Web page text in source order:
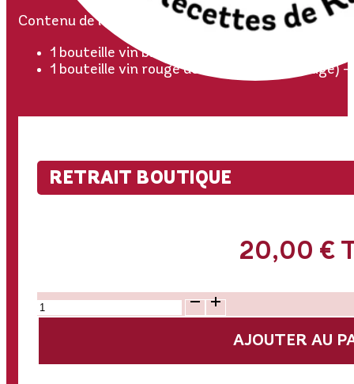
Contenu de l’Altitude Box :
1 bouteille vin blanc de Savoie (Roussette
1 bouteille vin rouge de Savoie (Pinot Rouge)
RETRAIT BOUTIQUE
20,00 €
quantité
de
AJOUTER AU